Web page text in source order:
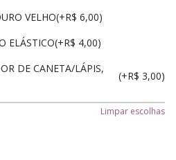
VELHO(+R$ 6,00)
ELÁSTICO(+R$ 4,00)
DE CANETA/LÁPIS,
(+R$ 3,00)
DE CANETA/LÁPIS,
(+R$ 3,00)
Limpar escolhas